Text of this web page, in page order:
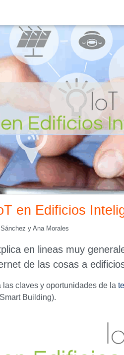
en Edificios
y Ana Morales
en lineas muy
de las cosas a
las claves y oportunidades de la
Building).